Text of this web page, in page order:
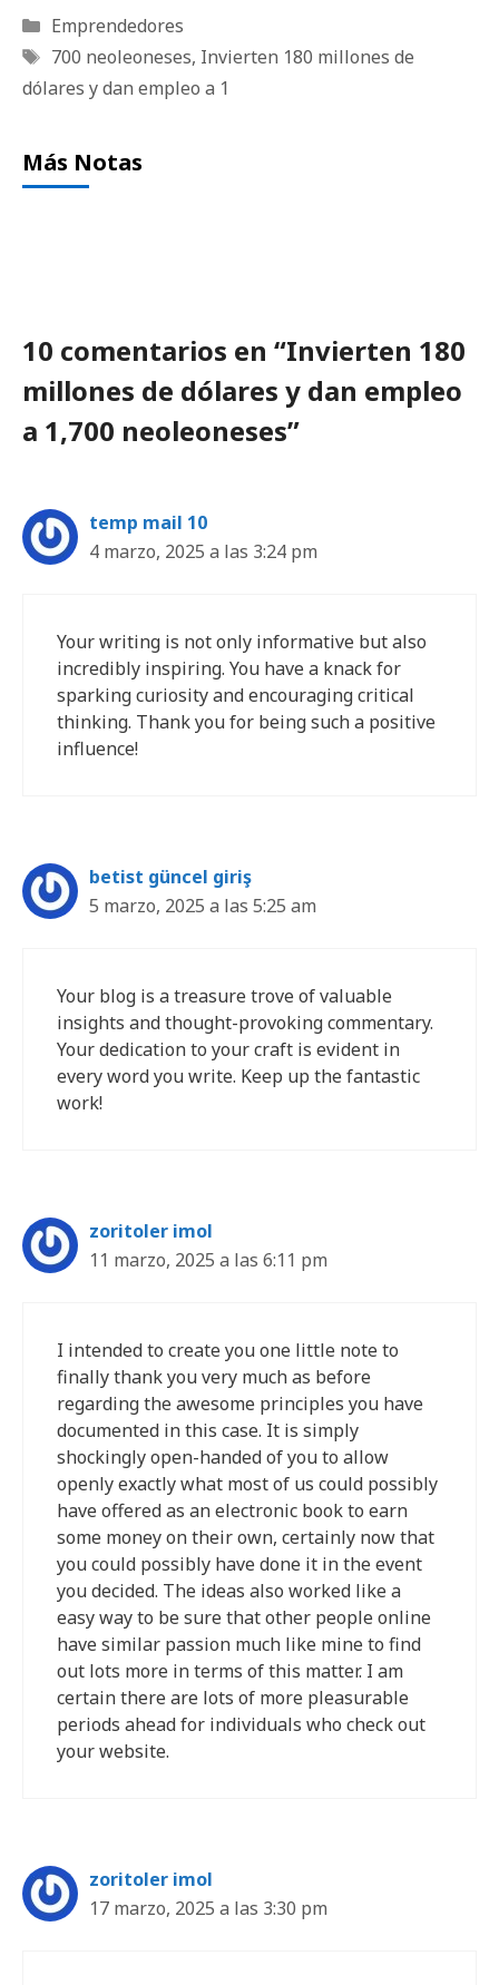
Categorías
Emprendedores
Etiquetas
700 neoleoneses, Invierten 180 millones de
dólares y dan empleo a 1
Más Notas
10 comentarios en “Invierten 180
millones de dólares y dan empleo
a 1,700 neoleoneses”
temp mail 10
4 marzo, 2025 a las 3:24 pm
Your writing is not only informative but also
incredibly inspiring. You have a knack for
sparking curiosity and encouraging critical
thinking. Thank you for being such a positive
influence!
betist güncel giriş
5 marzo, 2025 a las 5:25 am
Your blog is a treasure trove of valuable
insights and thought-provoking commentary.
Your dedication to your craft is evident in
every word you write. Keep up the fantastic
work!
zoritoler imol
11 marzo, 2025 a las 6:11 pm
I intended to create you one little note to
finally thank you very much as before
regarding the awesome principles you have
documented in this case. It is simply
shockingly open-handed of you to allow
openly exactly what most of us could possibly
have offered as an electronic book to earn
some money on their own, certainly now that
you could possibly have done it in the event
you decided. The ideas also worked like a
easy way to be sure that other people online
have similar passion much like mine to find
out lots more in terms of this matter. I am
certain there are lots of more pleasurable
periods ahead for individuals who check out
your website.
zoritoler imol
17 marzo, 2025 a las 3:30 pm